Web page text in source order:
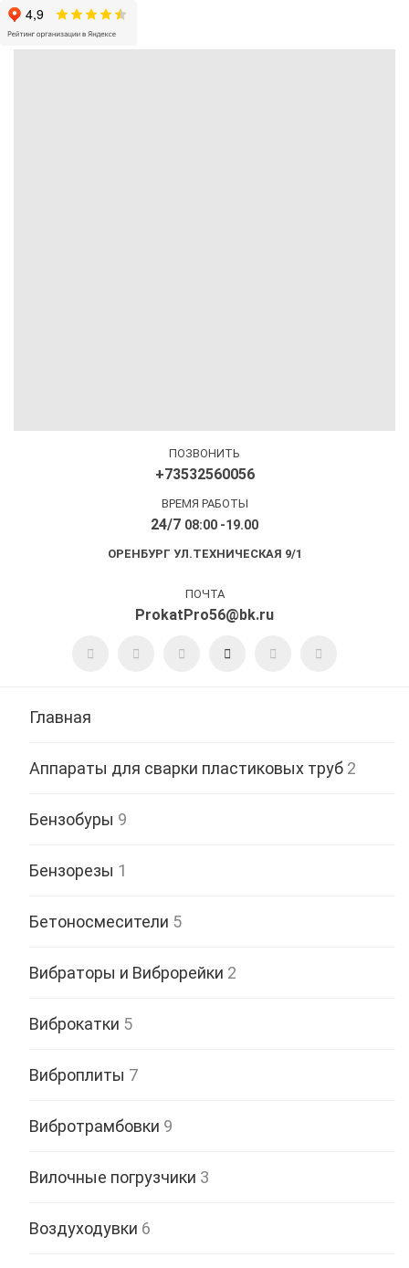
ПОЗВОНИТЬ
+73532560056
ВРЕМЯ РАБОТЫ
24/7 08:00 -19.00
ОРЕНБУРГ УЛ.ТЕХНИЧЕСКАЯ 9/1
ПОЧТА
ProkatPro56@bk.ru
Главная
Аппараты для сварки пластиковых труб 2
Бензобуры 9
Бензорезы 1
Бетоносмесители 5
Вибраторы и Виброрейки 2
Виброкатки 5
Виброплиты 7
Вибротрамбовки 9
Вилочные погрузчики 3
Воздуходувки 6